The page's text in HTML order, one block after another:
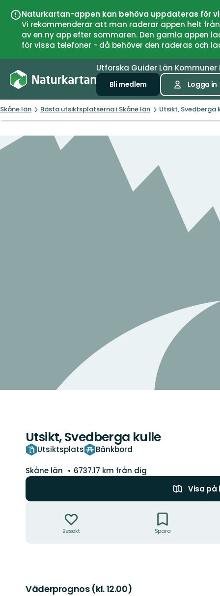
Naturkartan-appen kan behöva uppdateras för
Vi rekommenderar att man raderar appen helt
av en ny app efter sommaren. Den gamla
för vissa telefoner - då behöver den raderas och
Utforska Guider Län Kommuner
Bli medlem Logga in
Skåne län Bästa utsiktsplatserna i Skåne län Utsikt, Svedberga
Utsikt, Svedberga kulle
Utsiktsplats Bänkbord
Län:
Skåne län
6737.17 km från dig
Visa på
Besökt Spara
Väderprognos (kl. 12.00)